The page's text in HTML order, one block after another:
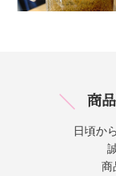
商
日頃か
商